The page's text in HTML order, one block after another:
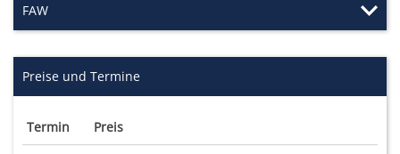
FAW
Preise und Termine
Termin Preis